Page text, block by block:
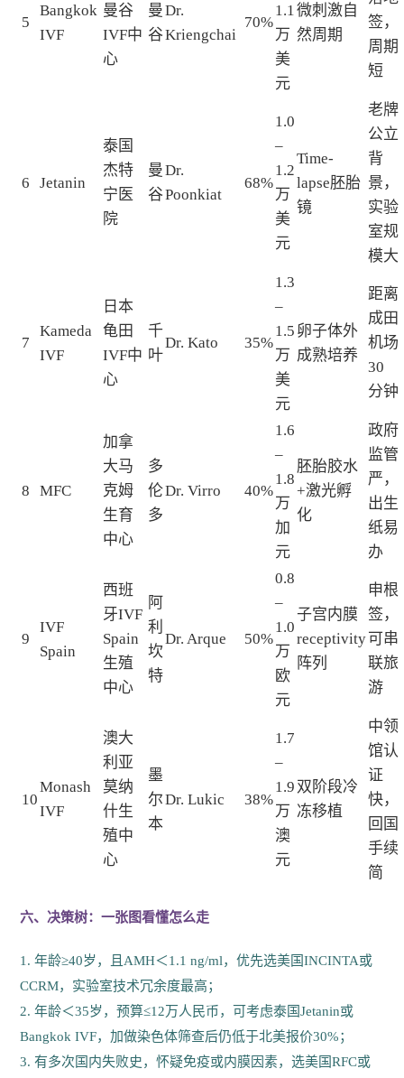
5
Bangkok
IVF
曼谷
IVF中
心
曼
谷
Dr.
Kriengchai
70%
1.1
万
美
元
微刺激自
然周期
签，
周期
短
6 Jetanin
泰国
杰特
宁医
院
曼
谷
Dr.
Poonkiat
68%
1.0
–
1.2
万
美
元
Time-
lapse胚胎
镜
老牌
公立
背
景，
实验
室规
模大
7
Kameda
IVF
日本
龟田
IVF中
心
千
叶
Dr. Kato 35%
1.3
–
1.5
万
美
元
卵子体外
成熟培养
距离
成田
机场
30
分钟
8 MFC
加拿
大马
克姆
生育
中心
多
伦
多
Dr. Virro 40%
1.6
–
1.8
万
加
元
胚胎胶水
+激光孵
化
政府
监管
严，
出生
纸易
办
9
IVF
Spain
西班
牙IVF
Spain
生殖
中心
阿
利
坎
特
Dr. Arque 50%
0.8
–
1.0
万
欧
元
子宫内膜
receptivity
阵列
申根
签，
可串
联旅
游
10
Monash
IVF
澳大
利亚
莫纳
什生
殖中
心
墨
尔
本
Dr. Lukic 38%
1.7
–
1.9
万
澳
元
双阶段冷
冻移植
中领
馆认
证
快，
回国
手续
简
六、决策树：一张图看懂怎么走
1. 年龄≥40岁，且AMH＜1.1 ng/ml，优先选美国INCINTA或
CCRM，实验室技术冗余度最高；
2. 年龄＜35岁，预算≤12万人民币，可考虑泰国Jetanin或
Bangkok IVF，加做染色体筛查后仍低于北美报价30%；
3. 有多次国内失败史，怀疑免疫或内膜因素，选美国RFC或